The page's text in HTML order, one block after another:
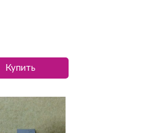
Купить